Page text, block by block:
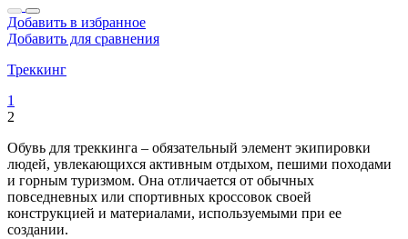
Добавить в избранное
Добавить для сравнения
Треккинг
1
2
Обувь для треккинга – обязательный элемент экипировки
людей, увлекающихся активным отдыхом, пешими походами
и горным туризмом. Она отличается от обычных
повседневных или спортивных кроссовок своей
конструкцией и материалами, используемыми при ее
создании.